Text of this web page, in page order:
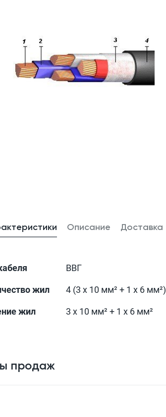
Описание Доставка
ВВГ
жил 4 (3 x 10 мм² + 1 x 6 мм²)
жил 3 x 10 мм² + 1 x 6 мм²
продаж